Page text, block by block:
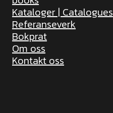
Kataloger | Catalogues
Referanseverk
Bokprat
Om oss
Kontakt oss